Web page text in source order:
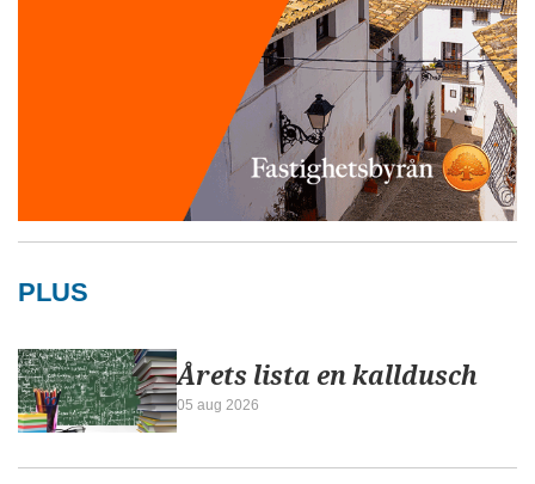
PLUS
Årets lista en kalldusch
05 aug 2026